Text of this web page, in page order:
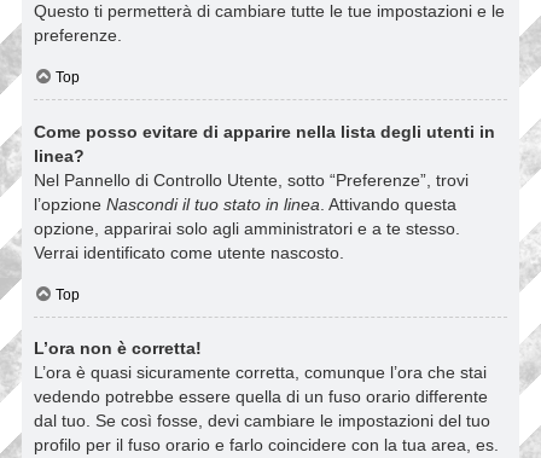
Questo ti permetterà di cambiare tutte le tue impostazioni e le
preferenze.
Top
Come posso evitare di apparire nella lista degli utenti in
linea?
Nel Pannello di Controllo Utente, sotto “Preferenze”, trovi
l’opzione Nascondi il tuo stato in linea . Attivando questa
opzione, apparirai solo agli amministratori e a te stesso.
Verrai identificato come utente nascosto.
Top
L’ora non è corretta!
L’ora è quasi sicuramente corretta, comunque l’ora che stai
vedendo potrebbe essere quella di un fuso orario differente
dal tuo. Se così fosse, devi cambiare le impostazioni del tuo
profilo per il fuso orario e farlo coincidere con la tua area, es.